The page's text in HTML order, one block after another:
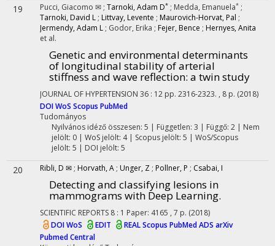
19 Pucci, Giacomo ✉ ; Tarnoki, Adam D* ; Medda, Emanuela* ;
Tarnoki, David L ; Littvay, Levente ; Maurovich-Horvat, Pal ;
Jermendy, Adam L ; Godor, Erika ; Fejer, Bence ; Hernyes, Anita
et al.
Genetic and environmental determinants
of longitudinal stability of arterial
stiffness and wave reflection: a twin study
JOURNAL OF HYPERTENSION 36 : 12 pp. 2316-2323. , 8 p. (2018)
DOIWoS Scopus PubMed
Tudományos
Nyilvános idéző összesen: 5 | Független: 3 | Függő: 2 | Nem
jelölt: 0 | WoS jelölt: 4 | Scopus jelölt: 5 | WoS/Scopus
jelölt: 5 | DOI jelölt: 5
20 Ribli, D ✉ ; Horvath, A ; Unger, Z ; Pollner, P ; Csabai, I
Detecting and classifying lesions in
mammograms with Deep Learning.
SCIENTIFIC REPORTS 8 : 1 Paper: 4165 , 7 p. (2018)
DOIWoS EDIT REALScopus PubMedADS arXiv
Pubmed Central